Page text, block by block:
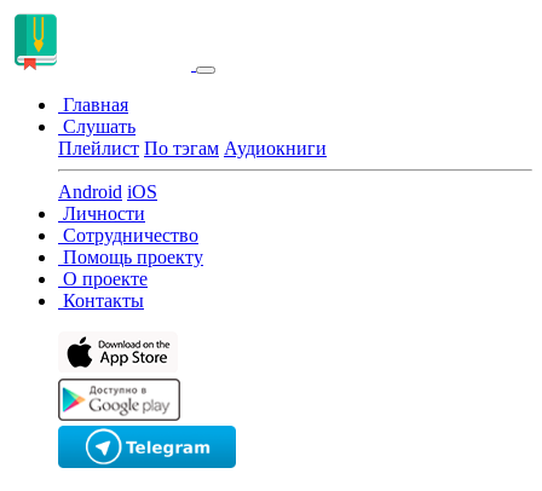
Главная
Слушать
Плейлист По тэгам Аудиокниги
Android iOS
Личности
Сотрудничество
Помощь проекту
О проекте
Контакты